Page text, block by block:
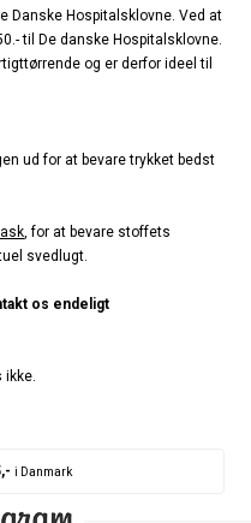
Danske Hospitalsklovne. Ved at
til De danske Hospitalsklovne.
og er derfor ideel til
ud for at bevare trykket bedst
, for at bevare stoffets
svedlugt.
os endeligt
ikke.
i Danmark